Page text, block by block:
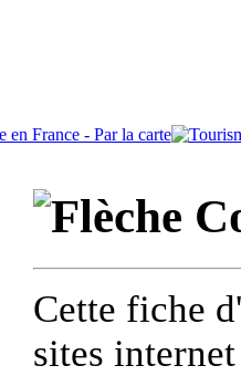
Cette fiche
sites